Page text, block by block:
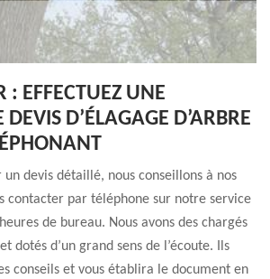
: EFFECTUEZ UNE
D’ÉLAGAGE D’ARBRE
un devis détaillé, nous conseillons à nos
contacter par téléphone sur notre service
de bureau. Nous avons des chargés
dotés d’un grand sens de l’écoute. Ils
conseils et vous établira le document en